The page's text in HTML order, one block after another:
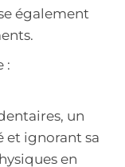
également
:
un
ignorant sa
en